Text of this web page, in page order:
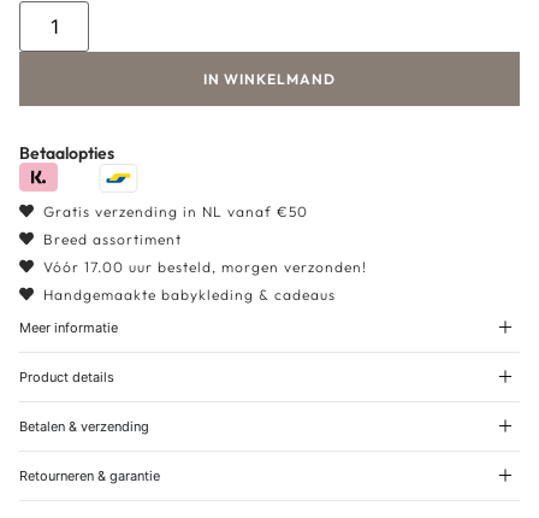
IN WINKELMAND
Betaalopties
Gratis verzending in NL vanaf €50
Breed assortiment
Vóór 17.00 uur besteld, morgen verzonden!
Handgemaakte babykleding & cadeaus
Meer informatie
Product details
Betalen & verzending
Retourneren & garantie